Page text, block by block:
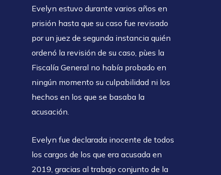
Evelyn estuvo durante varios años en
prisión hasta que su caso fue revisado
por un juez de segunda instancia quién
ordenó la revisión de su caso, pùes la
Fiscalía General no había probado en
ningún momento su culpabilidad ni los
hechos en los que se basaba la
acusación.
Evelyn fue declarada inocente de todos
los cargos de los que era acusada en
2019, gracias al trabajo conjunto de la